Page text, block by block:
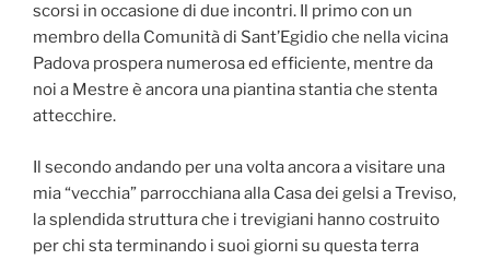
scorsi in occasione di due incontri. Il primo con un
membro della Comunità di Sant’Egidio che nella vicina
Padova prospera numerosa ed efficiente, mentre da
noi a Mestre è ancora una piantina stantia che stenta
attecchire.
Il secondo andando per una volta ancora a visitare una
mia “vecchia” parrocchiana alla Casa dei gelsi a Treviso,
la splendida struttura che i trevigiani hanno costruito
per chi sta terminando i suoi giorni su questa terra